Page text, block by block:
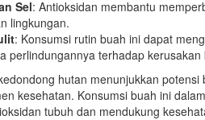
Sel: Antioksidan membantu
lingkungan.
: Konsumsi rutin buah ini dapat
perlindungannya terhadap kerusakan
hutan menunjukkan
kesehatan. Konsumsi buah ini
tubuh dan mendukung